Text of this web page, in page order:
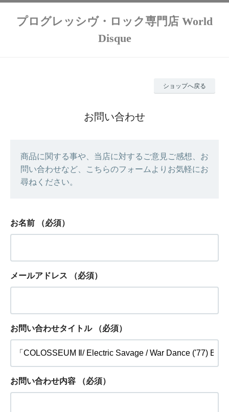
プログレッシヴ・ロック専門店 World
Disque
ショップへ戻る
お問い合わせ
商品に関する事や、当店に対するご意見ご感想、お
問い合わせなど、こちらのフォームよりお気軽にお
尋ねください。
お名前 （必須）
メールアドレス （必須）
お問い合わせタイトル （必須）
お問い合わせ内容 （必須）